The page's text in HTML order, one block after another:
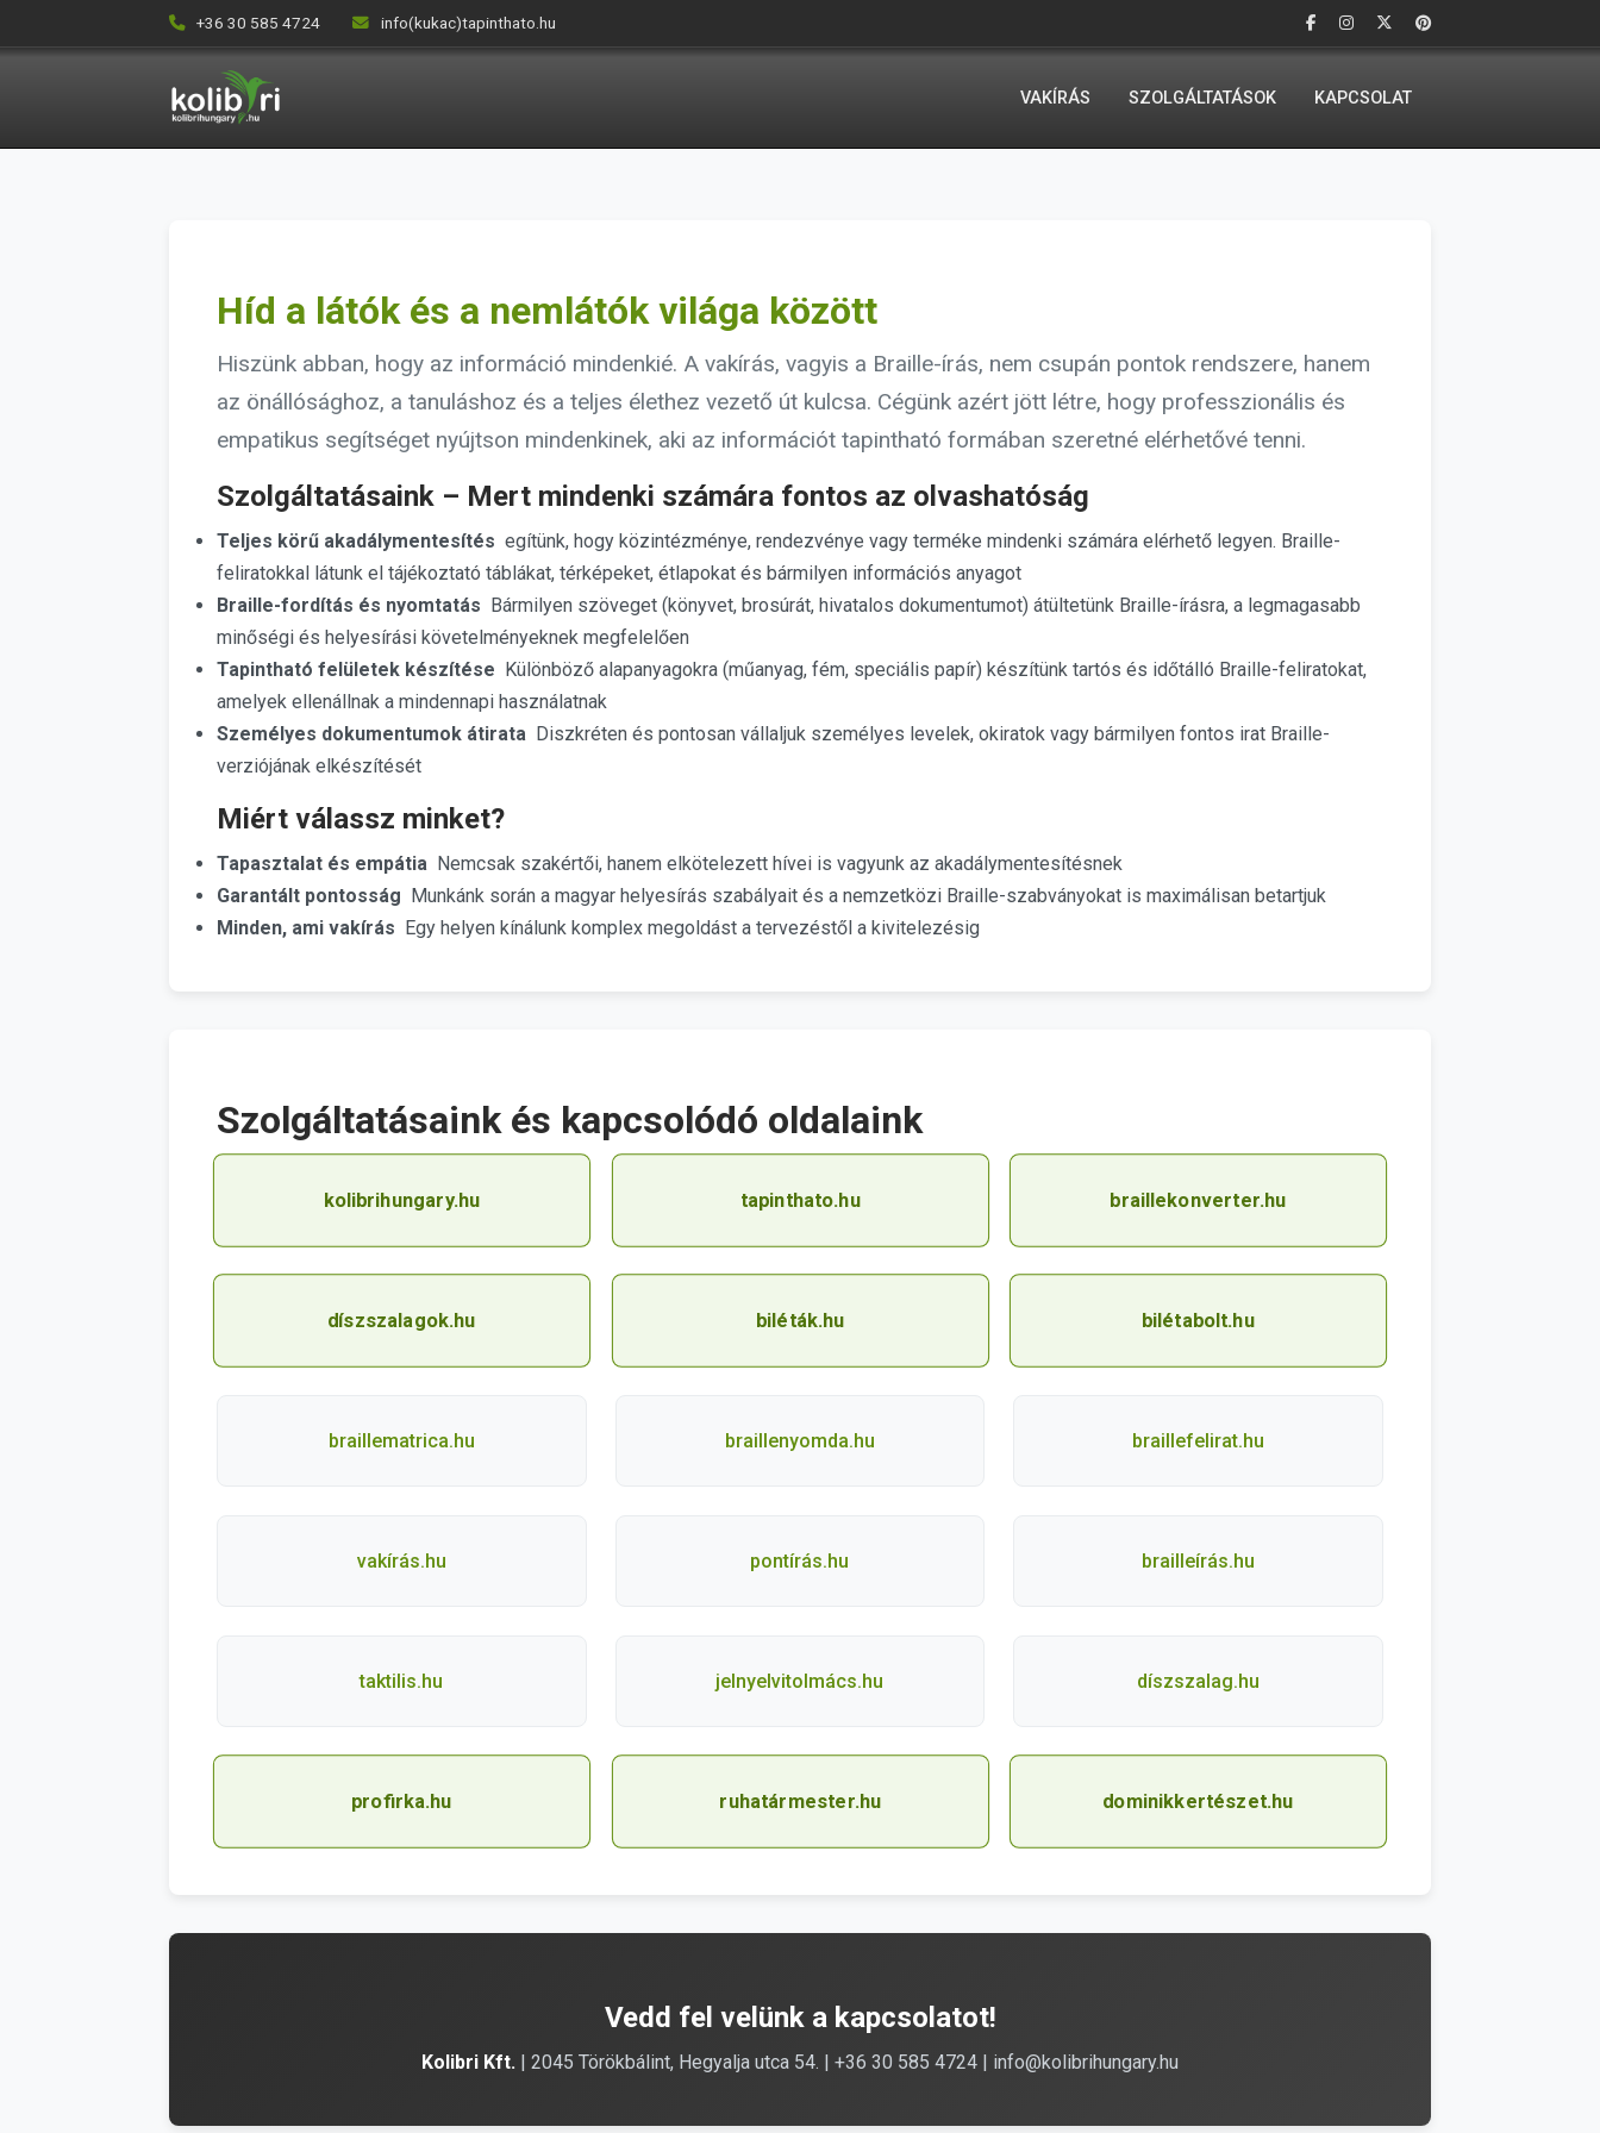
+36 30 585 4724 info(kukac)tapinthato.hu
VAKÍRÁS SZOLGÁLTATÁSOK KAPCSOLAT
Híd a látók és a nemlátók világa között
Hiszünk abban, hogy az információ mindenkié. A vakírás, vagyis a Braille-írás, nem csupán pontok rendszere, hanem
az önállósághoz, a tanuláshoz és a teljes élethez vezető út kulcsa. Cégünk azért jött létre, hogy professzionális és
empatikus segítséget nyújtson mindenkinek, aki az információt tapintható formában szeretné elérhetővé tenni.
Szolgáltatásaink – Mert mindenki számára fontos az olvashatóság
Teljes körű akadálymentesítés egítünk, hogy közintézménye, rendezvénye vagy terméke mindenki számára elérhető legyen. Braille-
feliratokkal látunk el tájékoztató táblákat, térképeket, étlapokat és bármilyen információs anyagot
Braille-fordítás és nyomtatás Bármilyen szöveget (könyvet, brosúrát, hivatalos dokumentumot) átültetünk Braille-írásra, a legmagasabb
minőségi és helyesírási követelményeknek megfelelően
Tapintható felületek készítése Különböző alapanyagokra (műanyag, fém, speciális papír) készítünk tartós és időtálló Braille-feliratokat,
amelyek ellenállnak a mindennapi használatnak
Személyes dokumentumok átirata Diszkréten és pontosan vállaljuk személyes levelek, okiratok vagy bármilyen fontos irat Braille-
verziójának elkészítését
Miért válassz minket?
Tapasztalat és empátia Nemcsak szakértői, hanem elkötelezett hívei is vagyunk az akadálymentesítésnek
Garantált pontosság Munkánk során a magyar helyesírás szabályait és a nemzetközi Braille-szabványokat is maximálisan betartjuk
Minden, ami vakírás Egy helyen kínálunk komplex megoldást a tervezéstől a kivitelezésig
Szolgáltatásaink és kapcsolódó oldalaink
kolibrihungary.hu tapinthato.hu braillekonverter.hu
díszszalagok.hu biléták.hu bilétabolt.hu
braillematrica.hu braillenyomda.hu braillefelirat.hu
vakírás.hu pontírás.hu brailleírás.hu
taktilis.hu jelnyelvitolmács.hu díszszalag.hu
profirka.hu ruhatármester.hu dominikkertészet.hu
Vedd fel velünk a kapcsolatot!
Kolibri Kft. | 2045 Törökbálint, Hegyalja utca 54. | +36 30 585 4724 | info@kolibrihungary.hu